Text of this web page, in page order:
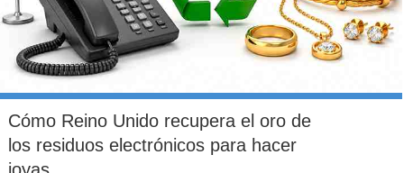
Cómo Reino Unido recupera el oro de
los residuos electrónicos para hacer